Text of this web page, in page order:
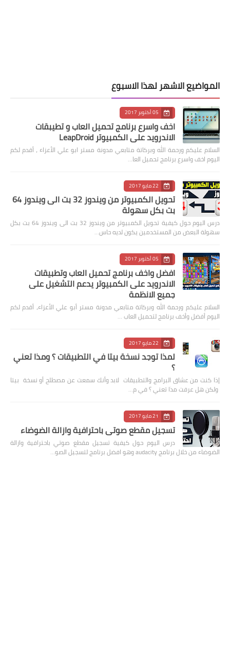
المواضيع الاشهر لهذا الاسبوع
05 أكتوبر 2017
اخف واسرع برنامج تحميل العاب و تطيبقات
الاندرويد على الكمبيوتر LeapDroid
السلام عليكم ورحمة الله وبركاتة متابعي مدونة مستر ابو علي الأعزاء ، أقدم لكم
اليوم اخف واسرع برنامج تحميل العا…
22 مايو 2017
تحويل الكمبيوتر من ويندوز 32 بت الى ويندوز 64
بت بكل سهولة
درس اليوم حول كيفية تحويل الكمبيوتر من ويندوز 32 بت الى ويندوز 64 بت بكل
سهولة البعض من المستخدمين يكون لديه حاس…
05 أكتوبر 2017
افضل واخف برنامج تحميل العاب وتطبيقات
الاندرويد على الكمبيوتر يدعم التشغيل على
جميع الانظمة
السلام عليكم ورحمة الله وبركاتة متابعي مدونة مستر أبو علي الأعزاء، أقدم لكم
اليوم أفضل وأخف برنامج لتحميل العاب …
22 مايو 2017
لمذا توجد نسخة بيتا في التطبيقات ؟ ومذا تعني
؟
إذا كنت من عشاق البرامج والتطبيقات لابد وأنك سمعت عن مصطلح أو نسخة بيتا
ولكن هل عرفت مذا تعني ؟ في م…
21 مايو 2017
تسجيل مقطع صوتي باحترافية وازالة الضوضاء
درس اليوم حول كيفية تسجيل مقطع صوتي باحترافية وازالة
الضوضاء من خلال برنامج audacity وهو افضل برنامج لتسجيل الصو…